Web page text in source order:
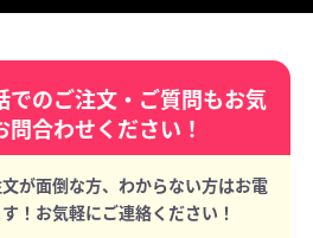
でのご注文・ご質問もお気
問合わせください！
が面倒な方、わからない方はお電
！お気軽にご連絡ください！